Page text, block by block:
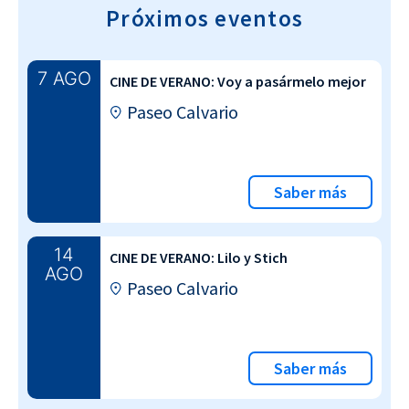
Próximos eventos
7 AGO CINE DE VERANO: Voy a pasármelo mejor
Paseo Calvario
Saber más
14
AGO
CINE DE VERANO: Lilo y Stich
Paseo Calvario
Saber más